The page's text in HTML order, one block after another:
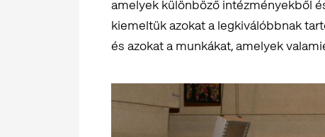
amelyek különböző intézményekből
kiemeltük azokat a legkiválóbbnak
és azokat a munkákat, amelyek